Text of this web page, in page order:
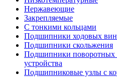
Нержавеющие
Закрепляемые
С тонкими кольцами
Подшипники ходовых
Подшипники скольжения
Подшипники поворотных
устройства
Подшипниковые узлы с